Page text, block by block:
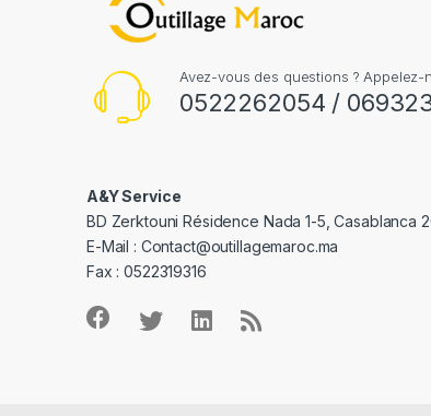
Avez-vous des questions ? Appelez-
0522262054 /
A&Y Service
BD Zerktouni Résidence Nada 1-5, Casablanca
E-Mail : Contact@outillagemaroc.ma
Fax : 0522319316